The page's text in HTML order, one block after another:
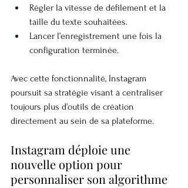
Régler la vitesse de défilement et la
taille du texte souhaitées.
Lancer l’enregistrement une fois la
configuration terminée.
Avec cette fonctionnalité, Instagram
poursuit sa stratégie visant à centraliser
toujours plus d’outils de création
directement au sein de sa plateforme.
Instagram déploie une
nouvelle option pour
personnaliser son algorithme